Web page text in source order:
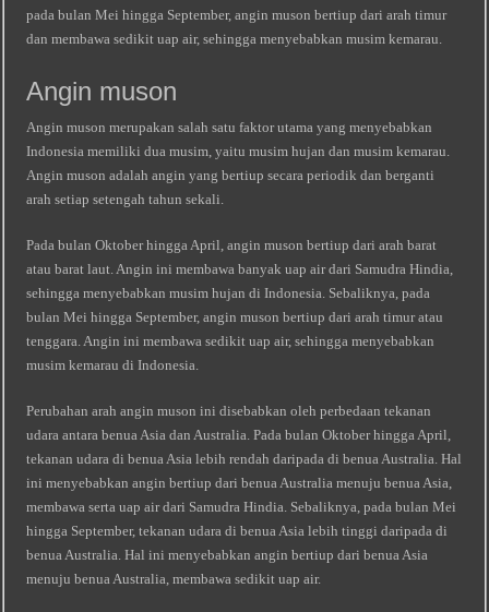
pada bulan Mei hingga September, angin muson bertiup dari arah timur
dan membawa sedikit uap air, sehingga menyebabkan musim kemarau.
Angin muson
Angin muson merupakan salah satu faktor utama yang menyebabkan
Indonesia memiliki dua musim, yaitu musim hujan dan musim kemarau.
Angin muson adalah angin yang bertiup secara periodik dan berganti
arah setiap setengah tahun sekali.
Pada bulan Oktober hingga April, angin muson bertiup dari arah barat
atau barat laut. Angin ini membawa banyak uap air dari Samudra Hindia,
sehingga menyebabkan musim hujan di Indonesia. Sebaliknya, pada
bulan Mei hingga September, angin muson bertiup dari arah timur atau
tenggara. Angin ini membawa sedikit uap air, sehingga menyebabkan
musim kemarau di Indonesia.
Perubahan arah angin muson ini disebabkan oleh perbedaan tekanan
udara antara benua Asia dan Australia. Pada bulan Oktober hingga April,
tekanan udara di benua Asia lebih rendah daripada di benua Australia. Hal
ini menyebabkan angin bertiup dari benua Australia menuju benua Asia,
membawa serta uap air dari Samudra Hindia. Sebaliknya, pada bulan Mei
hingga September, tekanan udara di benua Asia lebih tinggi daripada di
benua Australia. Hal ini menyebabkan angin bertiup dari benua Asia
menuju benua Australia, membawa sedikit uap air.